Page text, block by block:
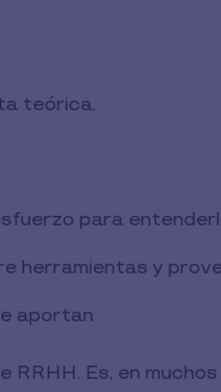
teórica.
para
herramientas y
aportan
Es, en